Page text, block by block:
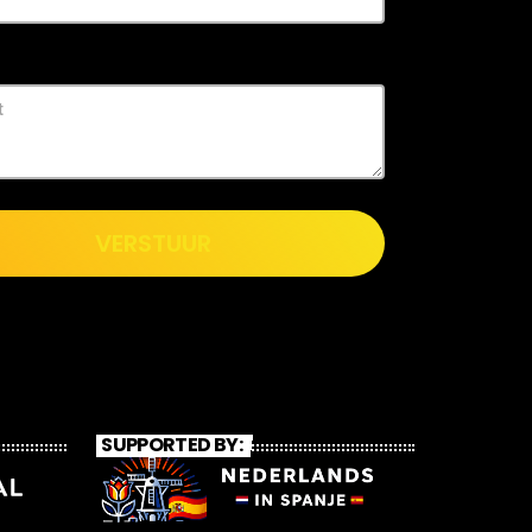
VERSTUUR
SUPPORTED BY: